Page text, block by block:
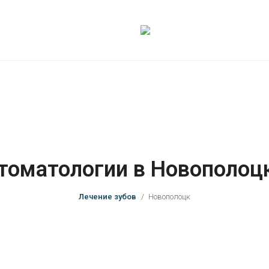
в
Лечение зубов Новополоцк